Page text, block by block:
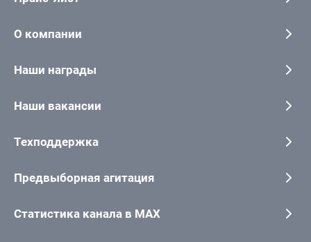
О компании
Наши награды
Наши вакансии
Техподдержка
Предвыборная агитация
Статистика канала в MAX